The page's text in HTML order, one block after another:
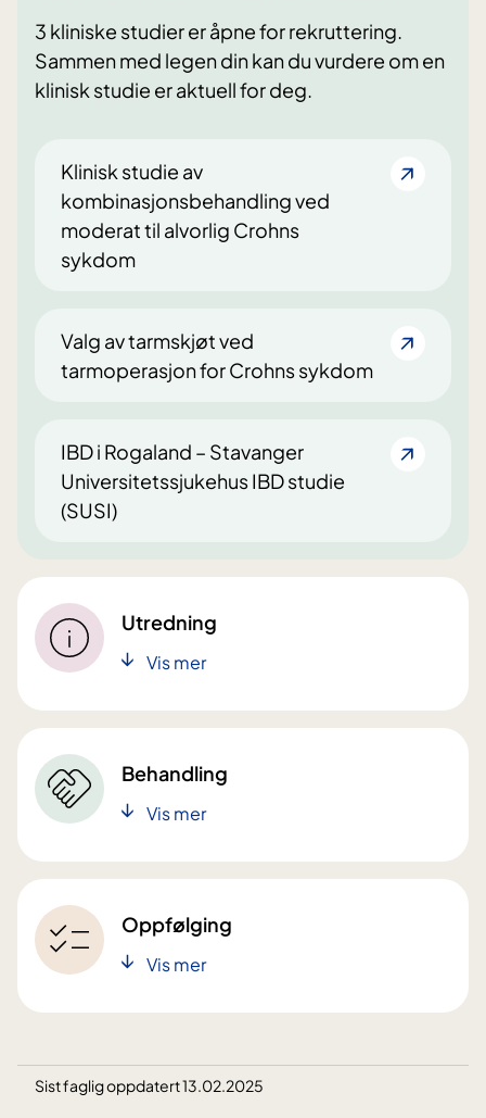
3 kliniske studier er åpne for rekruttering.
Sammen med legen din kan du vurdere om en
klinisk studie er aktuell for deg.
Klinisk studie av
kombinasjonsbehandling ved
moderat til alvorlig Crohns
sykdom
Valg av tarmskjøt ved
tarmoperasjon for Crohns sykdom
IBD i Rogaland – Stavanger
Universitetssjukehus IBD studie
(SUSI)
Utredning
Vis mer
Behandling
Vis mer
Oppfølging
Vis mer
Sist faglig oppdatert 13.02.2025